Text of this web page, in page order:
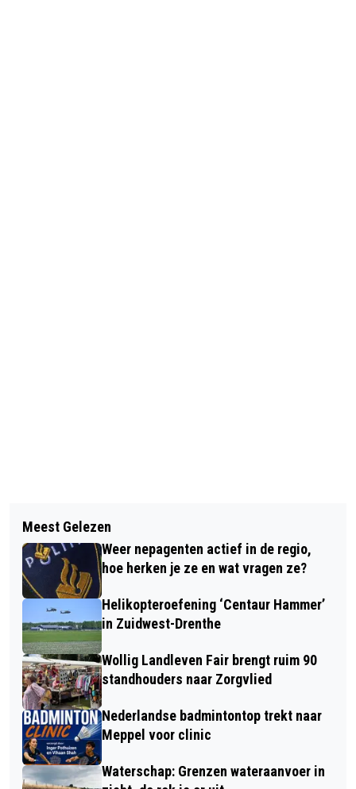
HAALBAARHEIDSONDERZOEK MFC
NIJEVEEN VAN START MET
ONDERZOEK NAAR BASISSCHOLEN
MOOIE OPBRENGST VOOR
THOMASHUIS RUINERWOLD NA
STOOFPERENFEEST
Meest Gelezen
Weer nepagenten actief in de regio,
hoe herken je ze en wat vragen ze?
Helikopteroefening ‘Centaur Hammer’
in Zuidwest-Drenthe
Wollig Landleven Fair brengt ruim 90
standhouders naar Zorgvlied
Nederlandse badmintontop trekt naar
Meppel voor clinic
Waterschap: Grenzen wateraanvoer in